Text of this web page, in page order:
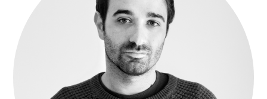
PRODUCTOS
Todos los productos
Manijas para puertas
Manijas para ventanas
Tiradores para puertas y portones
Manija personalizadas